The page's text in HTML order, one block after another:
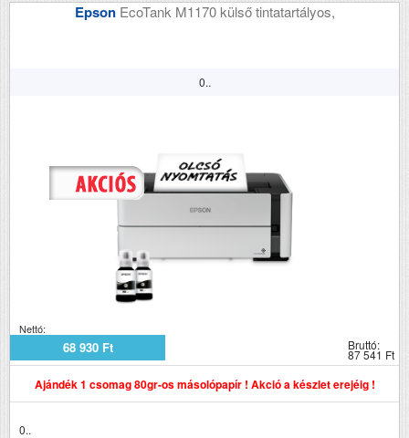
Epson EcoTank M1170 külső tintatartályos,
0..
Nettó:
68 930 Ft Bruttó:
87 541 Ft
Ajándék 1 csomag 80gr-os másolópapír ! Akció a készlet erejéig !
0..